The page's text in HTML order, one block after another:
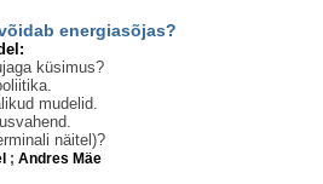
energiasõjas?
küsimus?
mudelid.
näitel)?
; Andres Mäe